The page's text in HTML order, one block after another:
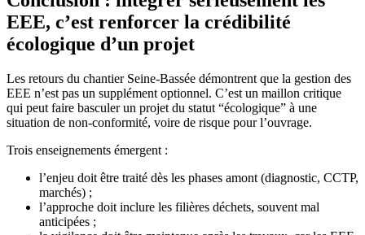
EEE, c’est renforcer la crédibilité
écologique d’un projet
Les retours du chantier Seine-Bassée démontrent que la gestion des
EEE n’est pas un supplément optionnel. C’est un maillon critique
qui peut faire basculer un projet du statut “écologique” à une
situation de non-conformité, voire de risque pour l’ouvrage.
Trois enseignements émergent :
l’enjeu doit être traité dès les phases amont (diagnostic, CCTP,
marchés) ;
l’approche doit inclure les filières déchets, souvent mal
anticipées ;